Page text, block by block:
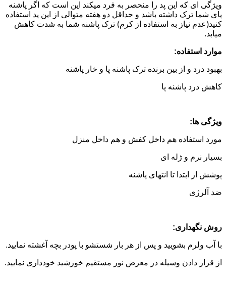
ویژگی ای که این پد را منحصر به فرد میکند این است که اگر پاشنه
پای شما ترک داشته باشد و حداقل دو هفته متوالی از این پد استفاده
کنید(عدم نیاز به استفاده از کرم) ترک پاشنه شما به شدت کاهش
میابد.
موارد استفاده:
بهبود درد و از بین برنده ترک پاشنه پا و خار پاشنه
کاهش درد پاشنه پا
ویژگی ها:
مورد استفاده هم داخل کفش و هم داخل منزل
بسیار نرم و ژله ای
پوشش از ابتدا تا انتهای پاشنه
ضد آلرژی
روش نگهداری:
با آب ولرم بشویید و پس از هر بار شستشو با پودر بچه آغشته نمایید.
از قرار دادن وسیله در معرض نور مستقیم خورشید خودداری نمایید.